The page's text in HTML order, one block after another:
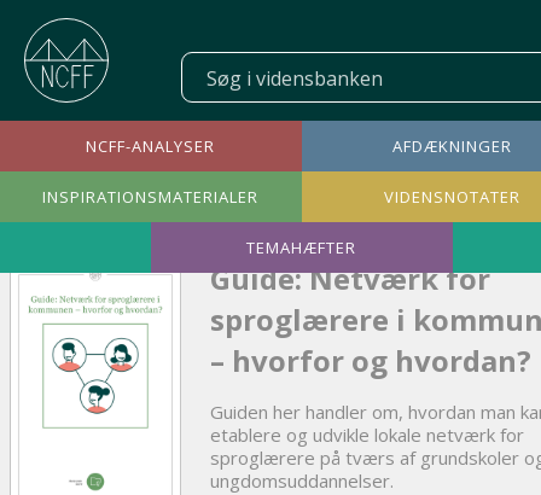
NCFF-ANALYSER AFDÆKNINGER
INSPIRATIONSMATERIALER VIDENSNOTATER
TEMAHÆFTER
Guide: Netværk for
sproglærere i
– hvorfor og hvordan?
Guiden her handler om, hvordan man
etablere og udvikle lokale netværk for
sproglærere på tværs af grundskoler
ungdomsuddannelser.